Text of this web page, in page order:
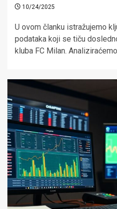
10/24/2025
U ovom članku istražujemo
podataka koji se tiču
kluba FC Milan.